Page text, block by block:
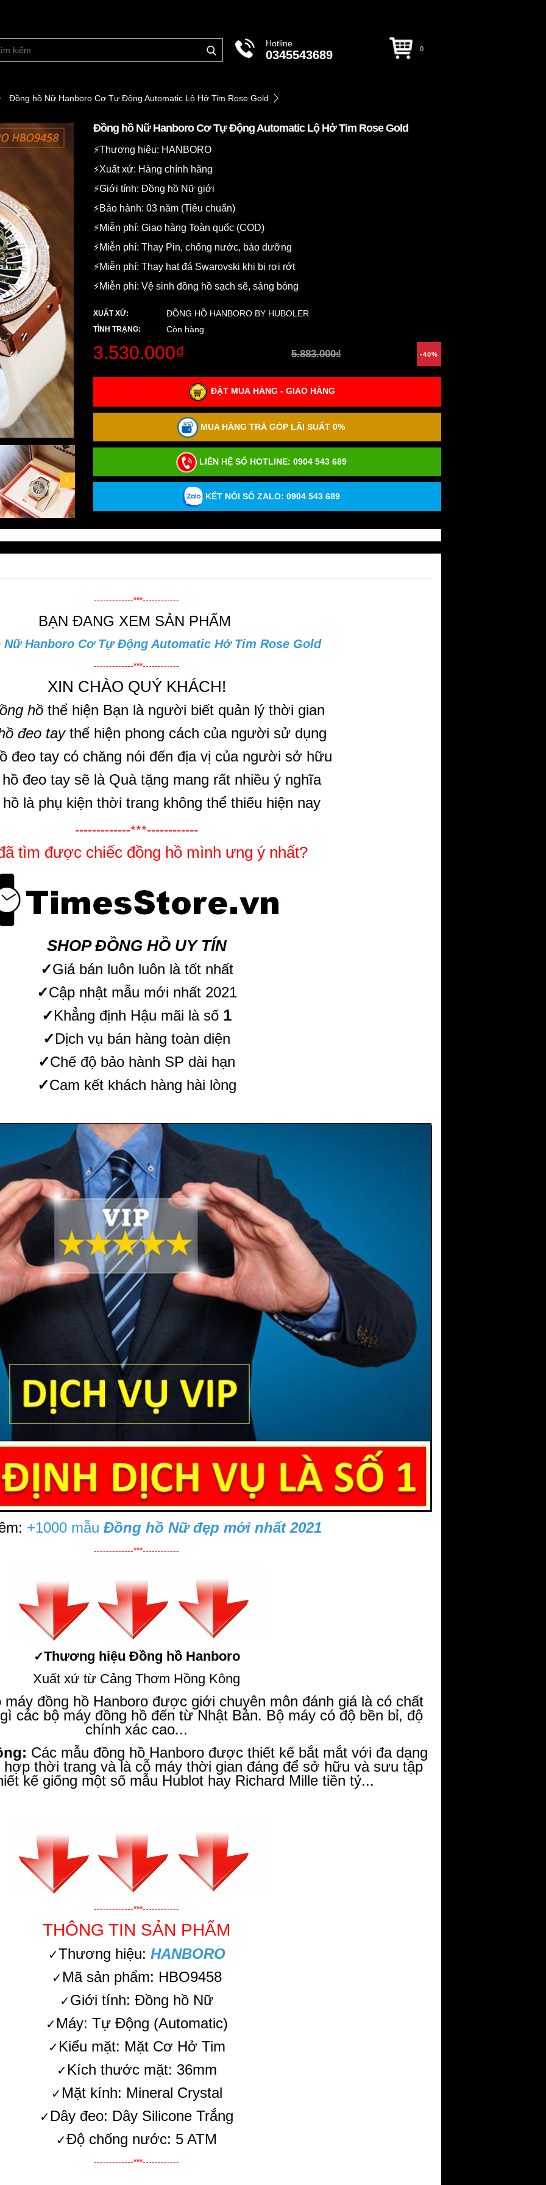
Hotline
0345543689 0
Đồng hồ Nữ Hanboro Cơ Tự Động Automatic Lộ Hở Tim Rose Gold
Đồng hồ Nữ Hanboro Cơ Tự Động Automatic Lộ Hở Tim Rose Gold
⚡️Thương hiệu: HANBORO
⚡️Xuất xứ: Hàng chính hãng
⚡️Giới tính: Đồng hồ Nữ giới
⚡️Bảo hành: 03 năm (Tiêu chuẩn)
⚡️Miễn phí: Giao hàng Toàn quốc (COD)
⚡️Miễn phí: Thay Pin, chống nước, bảo dưỡng
⚡️Miễn phí: Thay hạt đá Swarovski khi bị rơi rớt
⚡️Miễn phí: Vệ sinh đồng hồ sạch sẽ, sáng bóng
XUẤT XỨ: ĐỒNG HỒ HANBORO BY HUBOLER
TÌNH TRẠNG: Còn hàng
3.530.000₫ 5.883.000₫ -40%
ĐẶT MUA HÀNG - GIAO HÀNG
MUA HÀNG TRẢ GÓP LÃI SUẤT 0%
LIÊN HỆ SỐ HOTLINE: 0904 543 689
KẾT NỐI SỐ ZALO: 0904 543 689
-------------***------------
BẠN ĐANG XEM SẢN PHẨM
Hanboro Cơ Tự Động Automatic Hở Tim Rose Gold
-------------***------------
XIN CHÀO QUÝ KHÁCH!
hồthể hiện Bạn là người biết quản lý thời gian
đeo taythể hiện phong cách của người sử dụng
đeo tay có chăng nói đến địa vị của người sở hữu
đeo tay sẽ là Quà tặng mang rất nhiều ý nghĩa
là phụ kiện thời trang không thể thiếu hiện nay
-------------***------------
tìm được chiếc đồng hồ mình ưng ý nhất?
SHOP ĐỒNG HỒ UY TÍN
✓Giá bán luôn luôn là tốt nhất
✓Cập nhật mẫu mới nhất 2021
✓Khẳng định Hậu mãi là số 1
✓Dịch vụ bán hàng toàn diện
✓Chế độ bảo hành SP dài hạn
✓Cam kết khách hàng hài lòng
+1000 mẫu Đồng hồ Nữ đẹp mới nhất 2021
-------------***------------
✓Thương hiệu Đồng hồ Hanboro
Xuất xứ từ Cảng Thơm Hồng Kông
đồng hồ Hanboro được giới chuyên môn đánh giá là có chất
các bộ máy đồng hồ đến từ Nhật Bản. Bộ máy có độ bền bỉ, độ
chính xác cao...
Các mẫu đồng hồ Hanboro được thiết kế bắt mắt với đa dạng
hợp thời trang và là cỗ máy thời gian đáng để sở hữu và sưu tập
kế giống một số mẫu Hublot hay Richard Mille tiền tỷ...
-------------***------------
THÔNG TIN SẢN PHẨM
✓Thương hiệu: HANBORO
✓ Mã sản phẩm: HBO9458
✓Giới tính: Đồng hồ Nữ
✓ Máy: Tự Động (Automatic)
✓ Kiểu mặt: Mặt Cơ Hở Tim
✓ Kích thước mặt: 36mm
✓ Mặt kính: Mineral Crystal
✓ Dây đeo: Dây Silicone Trắng
✓Độ chống nước: 5 ATM
-------------***------------